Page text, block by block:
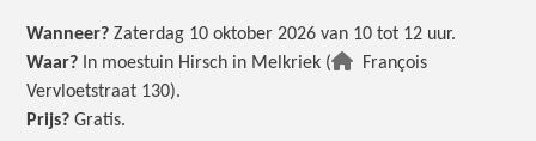
Wanneer? Zaterdag 10 oktober 2026 van 10 tot 12 uur.
Waar? In moestuin Hirsch in Melkriek (
François
Vervloetstraat 130).
Prijs? Gratis.